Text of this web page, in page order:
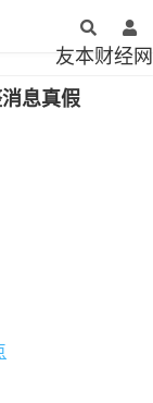
友本财经网
息真假